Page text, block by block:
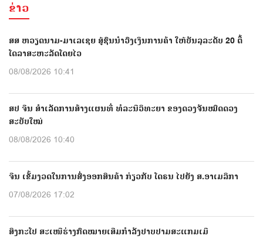
ຂ່າວ
ສສ ຫວຽດນາມ-ມາເລເຊຍ ສູ້ຊົນນຳວົງເງິນການຄ້າ ໃຫ້ບັນລຸລະດັບ 20 ຕື້
ໂດລາສະຫະລັດໂດຍໄວ
08/08/2026 10:41
ສປ ຈີນ ສຳເລັດການສ້າງແຜນທີ່ ທໍລະນີວິທະຍາ ຂອງດວງຈັນໝົດດວງ
ສະບັບໃໝ່
08/08/2026 10:40
ຈີນ ເຂັ້ມງວດໃນການສົ່ງອອກສິນຄ້າ ກ່ຽວກັບ ໂດຣນ ໄປຍັງ ສ.ອາເມລິກາ
07/08/2026 17:02
ສິງກະໂປ ສະເໜີຮ່າງກົດໝາຍເສີມກຳລັງປາບປາມສະແກມເມີ